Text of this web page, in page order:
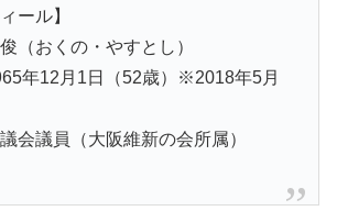
ール】
（おくの・やすとし）
年12月1日（52歳）※2018年5月
会議員（大阪維新の会所属）